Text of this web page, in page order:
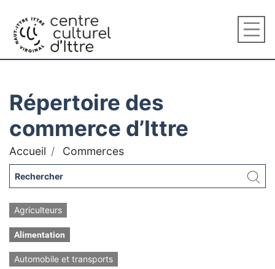
Répertoire des
commerce d’Ittre
Accueil Commerces
Agriculteurs
Alimentation
Automobile et transports